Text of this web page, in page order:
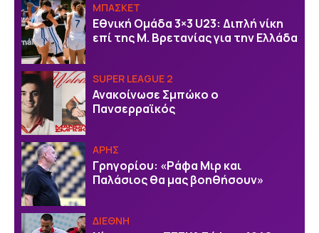
ΜΠΑΣΚΕΤ
Εθνική Ομάδα 3×3 U23: Διπλή νίκη
επί της Μ. Βρετανίας για την Ελλάδα
SUPER LEAGUE 2
Ανακοίνωσε Σμπώκο ο
Πανσερραϊκός
ΑΡΗΣ
Γρηγορίου: «Ράφα Μιρ και
Παλάσιος θα μας βοηθήσουν»
ΔΙΕΘΝΗ